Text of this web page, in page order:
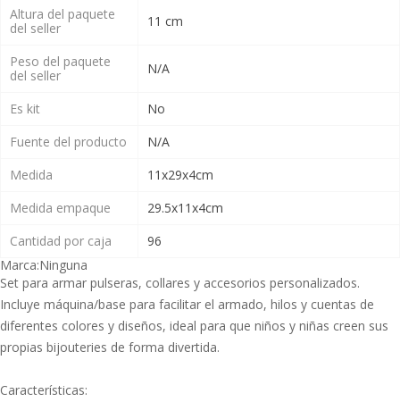
Altura del paquete
del seller
11 cm
Peso del paquete
del seller
N/A
Es kit
No
Fuente del producto
N/A
Medida
11x29x4cm
Medida empaque
29.5x11x4cm
Cantidad por caja
96
Marca:Ninguna
Set para armar pulseras, collares y accesorios personalizados.
Incluye máquina/base para facilitar el armado, hilos y cuentas de
diferentes colores y diseños, ideal para que niños y niñas creen sus
propias bijouteries de forma divertida.
Características: